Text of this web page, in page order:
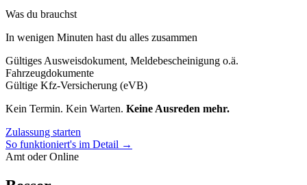
Was du brauchst
In wenigen Minuten hast du alles zusammen
Gültiges Ausweisdokument, Meldebescheinigung o.ä.
Fahrzeugdokumente
Gültige Kfz-Versicherung (eVB)
Kein Termin. Kein Warten. Keine Ausreden mehr.
Zulassung starten
So funktioniert's im Detail →
Amt oder Online